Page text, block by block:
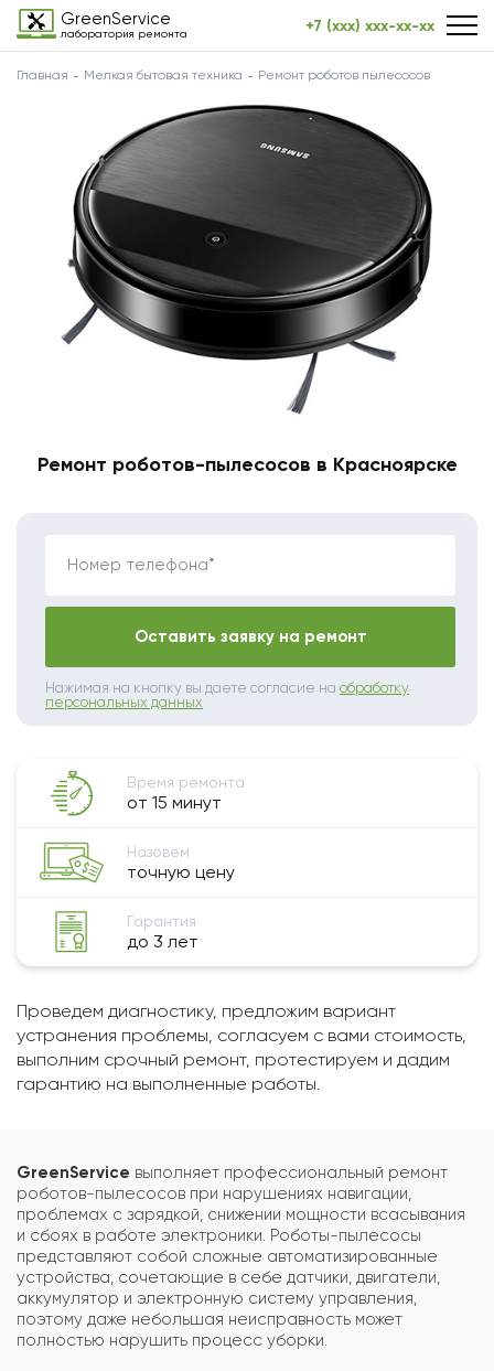
GreenService
лаборатория ремонта +7 (xxx) xxx-xx-xx
Главная Мелкая бытовая техника Ремонт роботов пылесосов
Ремонт роботов-пылесосов в Красноярске
Номер телефона*
Оставить заявку на ремонт
Нажимая на кнопку вы даете согласие на обработку
персональных данных
Время ремонта
от 15 минут
Назовем
точную цену
Гарантия
до 3 лет
Проведем диагностику, предложим вариант
устранения проблемы, согласуем с вами стоимость,
выполним срочный ремонт, протестируем и дадим
гарантию на выполненные работы.
GreenService выполняет профессиональный ремонт
роботов-пылесосов при нарушениях навигации,
проблемах с зарядкой, снижении мощности всасывания
и сбоях в работе электроники. Роботы-пылесосы
представляют собой сложные автоматизированные
устройства, сочетающие в себе датчики, двигатели,
аккумулятор и электронную систему управления,
поэтому даже небольшая неисправность может
полностью нарушить процесс уборки.